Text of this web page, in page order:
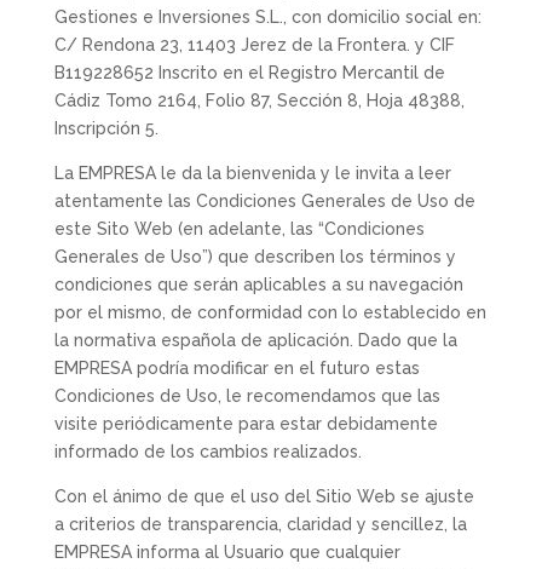
Gestiones e Inversiones S.L., con domicilio social en:
C/ Rendona 23 , 11403 Jerez de la Frontera. y CIF
B119228652 Inscrito en el Registro Mercantil de
Cádiz Tomo 2164, Folio 87, Sección 8, Hoja 48388,
Inscripción 5
La EMPRESA le da la bienvenida y le invita a leer
atentamente las Condiciones Generales de Uso de
este Sito Web (en adelante, las “Condiciones
Generales de Uso”) que describen los términos y
condiciones que serán aplicables a su navegación
por el mismo, de conformidad con lo establecido en
la normativa española de aplicación. Dado que la
EMPRESA podría modificar en el futuro estas
Condiciones de Uso, le recomendamos que las
visite periódicamente para estar debidamente
informado de los cambios realizados.
Con el ánimo de que el uso del Sitio Web se ajuste
a criterios de transparencia, claridad y sencillez, la
EMPRESA informa al Usuario que cualquier